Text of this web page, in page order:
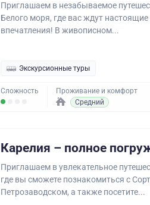
Приглашаем в незабываемое
Белого моря, где вас ждут
впечатления! В живописном...
Экскурсионные туры
Сложность
Проживание и комфорт
Средний
Карелия – полное
Приглашаем в увлекательное
где вы сможете познакомиться с
Петрозаводском, а также посетите...